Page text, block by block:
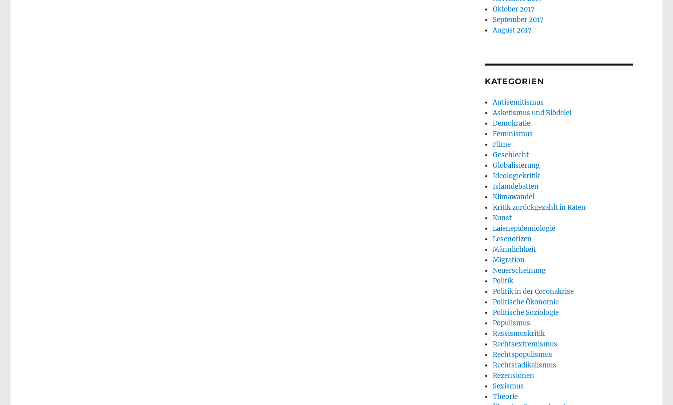
Oktober 2017
September 2017
August 2017
KATEGORIEN
Antisemitismus
Asketismus und Blödelei
Demokratie
Feminismus
Filme
Geschlecht
Globalisierung
Ideologiekritik
Islamdebatten
Klimawandel
Kritik zurückgezahlt in Raten
Kunst
Laienepidemiologie
Lesenotizen
Männlichkeit
Migration
Neuerscheinung
Politik
Politik in der Coronakrise
Politische Ökonomie
Politische Soziologie
Populismus
Rassismuskritik
Rechtsextremismus
Rechtspopulismus
Rechtsradikalismus
Rezensionen
Sexismus
Theorie